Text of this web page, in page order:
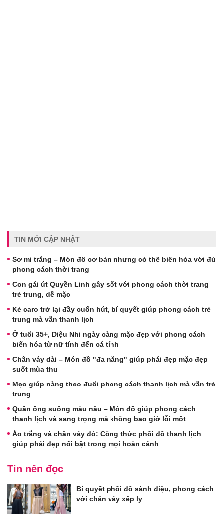
TIN MỚI CẬP NHẬT
Sơ mi trắng – Món đồ cơ bản nhưng có thể biến hóa với đủ
phong cách thời trang
Con gái út Quyền Linh gây sốt với phong cách thời trang
trẻ trung, dễ mặc
Kẻ caro trở lại đầy cuốn hút, bí quyết giúp phong cách trẻ
trung mà vẫn thanh lịch
Ở tuổi 35+, Diệu Nhi ngày càng mặc đẹp với phong cách
biến hóa từ nữ tính đến cá tính
Chân váy dài – Món đồ "đa năng" giúp phái đẹp mặc đẹp
suốt mùa thu
Mẹo giúp nàng theo đuổi phong cách thanh lịch mà vẫn trẻ
trung
Quần ống suông màu nâu – Món đồ giúp phong cách
thanh lịch và sang trọng mà không bao giờ lỗi mốt
Áo trắng và chân váy đỏ: Công thức phối đồ thanh lịch
giúp phái đẹp nổi bật trong mọi hoàn cảnh
Tin nên đọc
Bí quyết phối đồ sành điệu, phong cách
với chân váy xếp ly